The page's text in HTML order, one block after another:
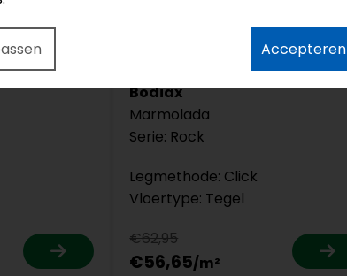
Bodiax
Marmolada
Serie: Rock
Legmethode: Click
Vloertype: Tegel
€62,95
€56,65
Accepteren